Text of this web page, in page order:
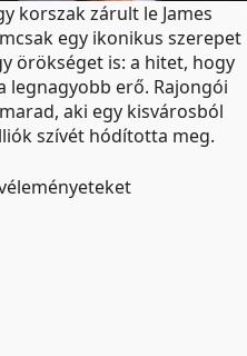
korszak zárult le James
egy ikonikus szerepet
örökséget is: a hitet, hogy
legnagyobb erő. Rajongói
aki egy kisvárosból
szívét hódította meg.